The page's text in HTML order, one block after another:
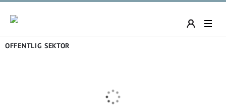
OFFENTLIG SEKTOR